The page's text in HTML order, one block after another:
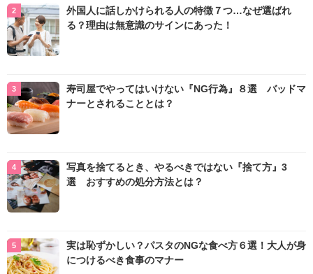
外国人に話しかけられる人の特徴７つ…なぜ選ばれ
る？理由は無意識のサインにあった！
寿司屋でやってはいけない『NG行為』８選 バッドマ
ナーとされることとは？
写真を捨てるとき、やるべきではない『捨て方』3
選 おすすめの処分方法とは？
実は恥ずかしい？パスタのNGな食べ方６選！大人が身
につけるべき食事のマナー